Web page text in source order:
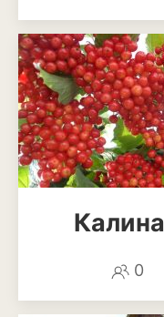
Калина
Кизил
Клубника
Клюква
Крыжовник
0